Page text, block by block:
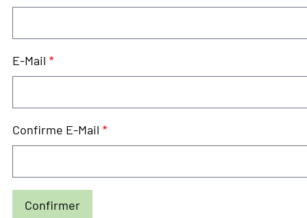
E-
Mail
E-Mail
Confirme E-Mail